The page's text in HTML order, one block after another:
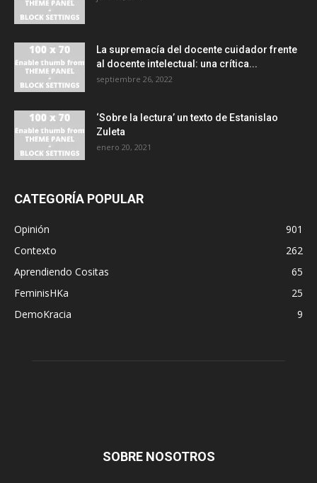
La supremacía del docente cuidador frente
al docente intelectual: una crítica...
septiembre 26, 2022
‘Sobre la lectura’ un texto de Estanislao
Zuleta
enero 20, 2021
CATEGORÍA POPULAR
Opinión
901
Contexto
262
Aprendiendo Cositas
65
FeminisHKa
25
DemoKracia
9
SOBRE NOSOTROS